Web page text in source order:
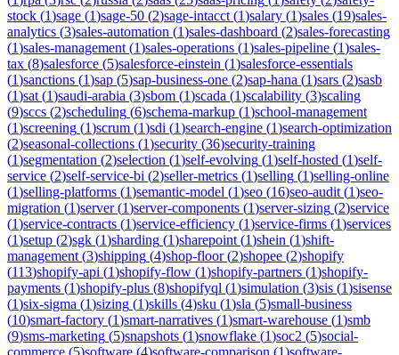
stock (1)sage (1)sage-50 (2)sage-intacct (1)salary (1)sales (19)sales-
analytics (3)sales-automation (1)sales-dashboard (2)sales-forecasting
(1)sales-management (1)sales-operations (1)sales-pipeline (1)sales-
tax (8)salesforce (5)salesforce-einstein (1)salesforce-essentials
(1)sanctions (1)sap (5)sap-business-one (2)sap-hana (1)sars (2)sasb
(1)sat (1)saudi-arabia (3)sbom (1)scada (1)scalability (3)scaling
(9)sccs (2)scheduling (6)schema-markup (1)school-management
(1)screening (1)scrum (1)sdi (1)search-engine (1)search-optimization
(2)seasonal-collections (1)security (36)security-training
(1)segmentation (2)selection (1)self-evolving (1)self-hosted (1)self-
service (2)self-service-bi (2)seller-metrics (1)selling (1)selling-online
(1)selling-platforms (1)semantic-model (1)seo (16)seo-audit (1)seo-
migration (1)server(1)server-components (1)server-sizing (2)service
(1)service-contracts (1)service-efficiency (1)service-firms (1)services
(1)setup (2)sgk (1)sharding (1)sharepoint (1)shein (1)shift-
management (3)shipping (4)shop-floor(2)shopee (2)shopify
(113)shopify-api (1)shopify-flow (1)shopify-partners (1)shopify-
payments (1)shopify-plus (8)shopifyql (1)simulation (3)sis (1)sisense
(1)six-sigma (1)sizing (1)skills (4)sku (1)sla (5)small-business
(10)smart-factory (1)smart-narratives (1)smart-warehouse (1)smb
(9)sms-marketing (5)snapshots (1)snowflake (1)soc2 (5)social-
commerce (5)software (4)software-comparison (1)software-